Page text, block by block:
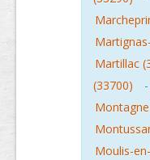
Martillac
(33700)
-
Moulis-